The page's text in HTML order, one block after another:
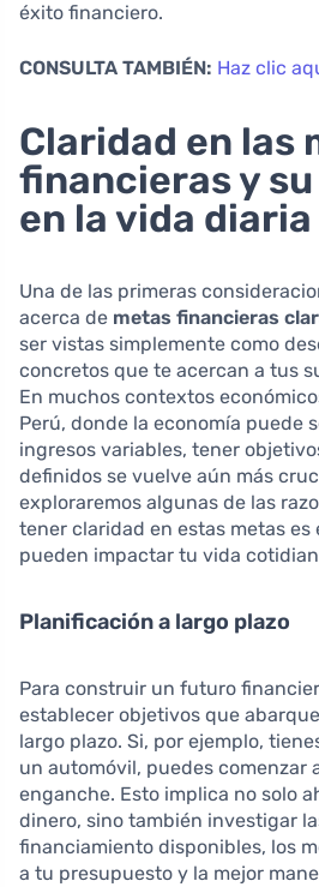
éxito financiero.
CONSULTA TAMBIÉN: Haz clic
Claridad en las
financieras y
en la vida diaria
Una de las primeras
acerca de metas financieras
ser vistas simplemente como
concretos que te acercan a tus
En muchos contextos
Perú, donde la economía puede
ingresos variables, tener
definidos se vuelve aún más
exploraremos algunas de las
tener claridad en estas metas es
pueden impactar tu vida
Planificación a largo plazo
Para construir un futuro
establecer objetivos que
largo plazo. Si, por ejemplo,
un automóvil, puedes comenzar
enganche. Esto implica no solo
dinero, sino también investigar
financiamiento disponibles, los
a tu presupuesto y la mejor